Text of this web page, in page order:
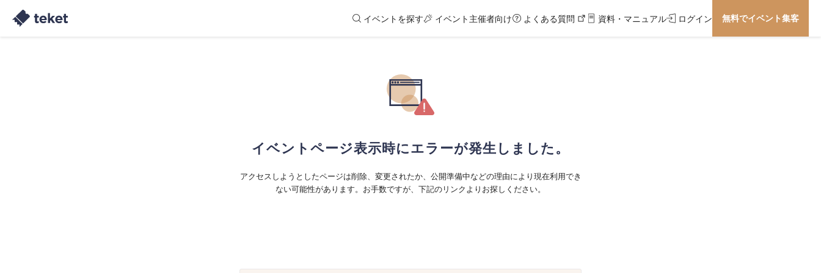
イベントを探す イベント主催者向け よくある質問 資料・マニュアル ログイン 無料でイベント集客
イベントページ表示時にエラーが発生しました。
アクセスしようとしたページは削除、変更されたか、公開準備中などの理由により現在利用でき
ない可能性があります。お手数ですが、下記のリンクよりお探しください。